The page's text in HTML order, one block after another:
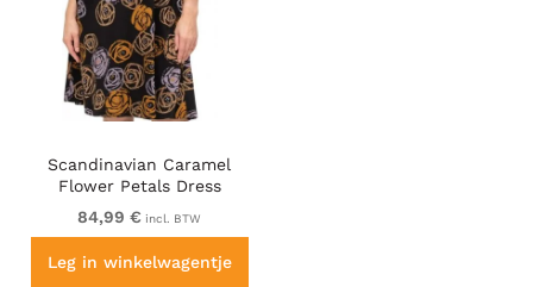
Scandinavian Caramel
Flower Petals Dress
Lavender and Orange
84,99 € incl. BTW
Leg in winkelwagentje